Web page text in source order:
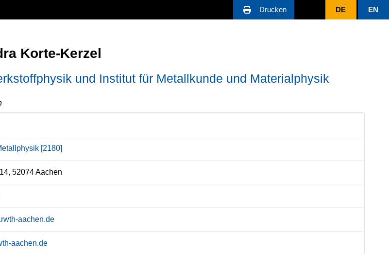
Drucken DE EN
Korte-Kerzel
und Institut für Metallkunde und Materialphysik
[2180]
52074 Aachen
aachen.de
aachen.de